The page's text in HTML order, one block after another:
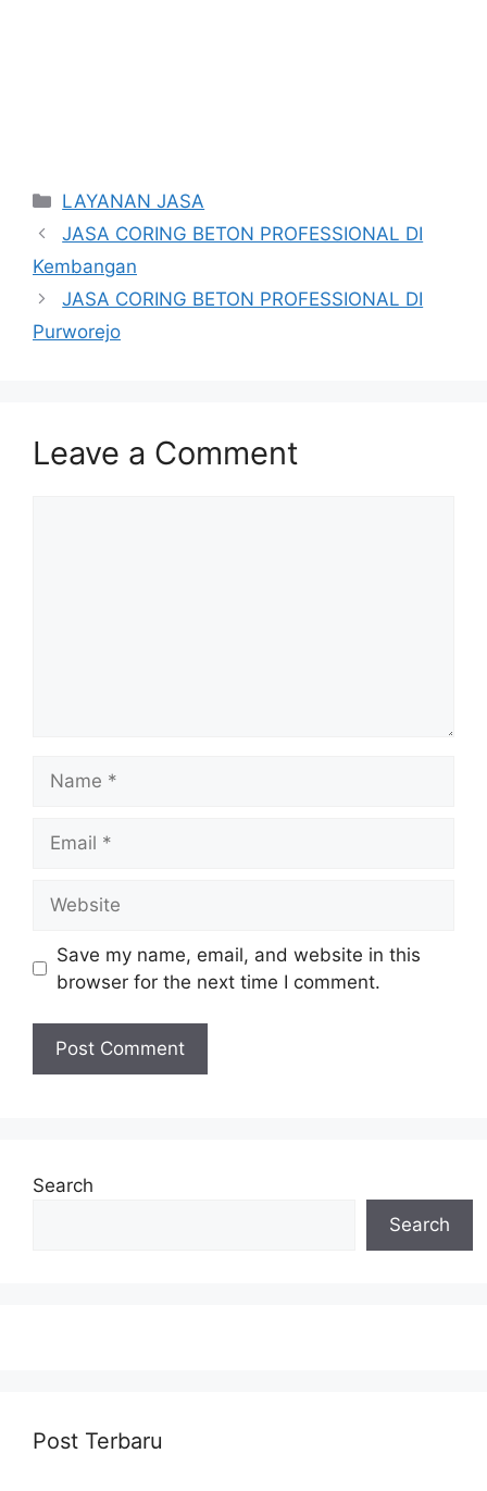
Categories
LAYANAN JASA
JASA CORING BETON PROFESSIONAL DI
Kembangan
JASA CORING BETON PROFESSIONAL DI
Purworejo
Leave a Comment
Save my name, email, and website in this
browser for the next time I comment.
Search
Search
Post Terbaru